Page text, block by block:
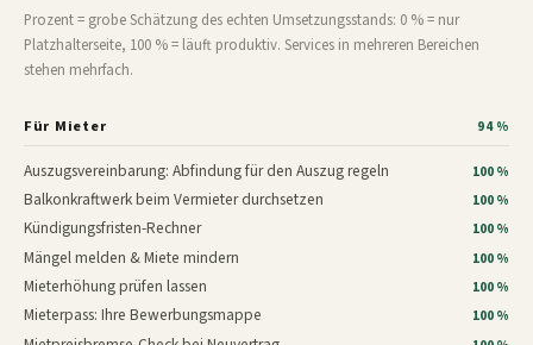
Prozent = grobe Schätzung des echten Umsetzungsstands: 0 % = nur
Platzhalterseite, 100 % = läuft produktiv. Services in mehreren Bereichen
stehen mehrfach.
Für Mieter 94 %
Auszugsvereinbarung: Abfindung für den Auszug regeln 100 %
Balkonkraftwerk beim Vermieter durchsetzen 100 %
Kündigungsfristen-Rechner 100 %
Mängel melden & Miete mindern 100 %
Mieterhöhung prüfen lassen 100 %
Mieterpass: Ihre Bewerbungsmappe 100 %